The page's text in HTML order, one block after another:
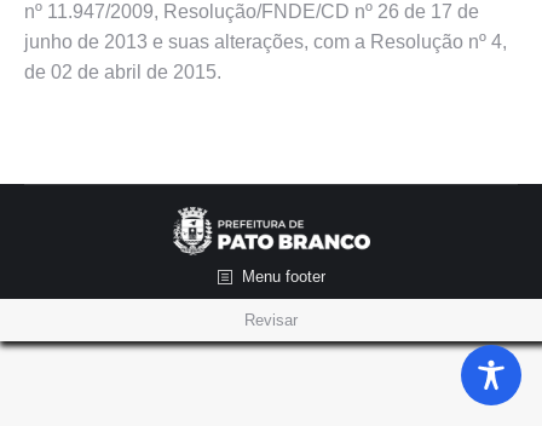
nº 11.947/2009, Resolução/FNDE/CD nº 26 de 17 de
junho de 2013 e suas alterações, com a Resolução nº 4,
de 02 de abril de 2015.
Menu footer
Revisar